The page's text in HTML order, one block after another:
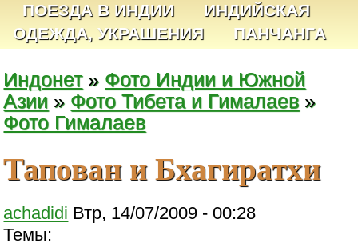
ПОЕЗДА В ИНДИИ
ИНДИЙСКАЯ
ОДЕЖДА, УКРАШЕНИЯ
ПАНЧАНГА
Индонет» Фото Индии и Южной
Азии » Фото Тибета и Гималаев»
Фото Гималаев
Тапован и Бхагиратхи
achadidi Втр, 14/07/2009 - 00:28
Темы: